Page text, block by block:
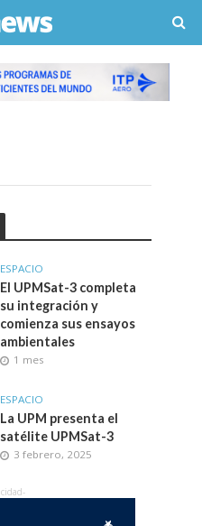
ESPACIO
El UPMSat-3 completa
su integración y
comienza sus ensayos
ambientales
1 mes
ESPACIO
La UPM presenta el
satélite UPMSat-3
3 febrero, 2025